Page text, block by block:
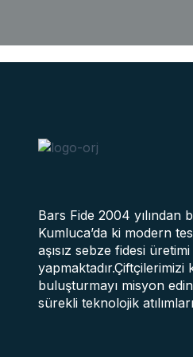
Bars Fide 2004 yılından
Kumluca’da ki modern
aşısız sebze fidesi üretimi
yapmaktadır.Çiftçilerimizi
buluşturmayı misyon
sürekli teknolojik